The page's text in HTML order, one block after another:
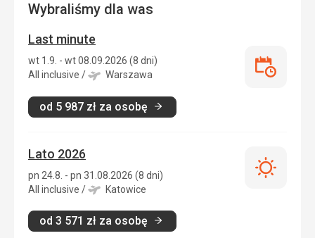
Wybraliśmy dla was
Last minute
wt 1.9. - wt 08.09.2026 (8 dni)
All inclusive / Warszawa
od 5 987 zł za osobę
Last
Lato 2026
pn 24.8. - pn 31.08.2026 (8 dni)
All inclusive / Katowice
od 3 571 zł za osobę
Lato